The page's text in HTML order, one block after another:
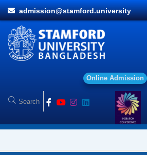
admission@stamford.university
O